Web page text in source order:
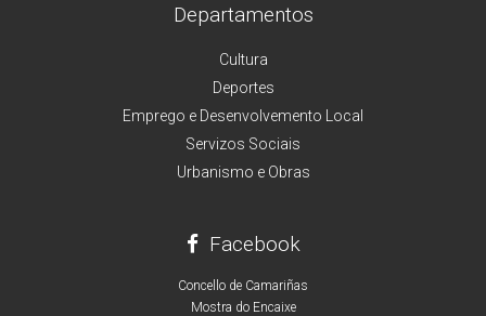
Departamentos
Cultura
Deportes
Emprego e Desenvolvemento Local
Servizos Sociais
Urbanismo e Obras
Facebook
Concello de Camariñas
Mostra do Encaixe